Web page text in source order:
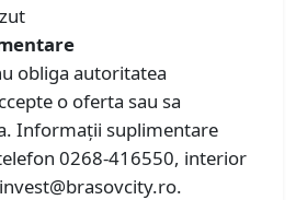
obliga autoritatea
o oferta sau sa
Informații suplimentare
0268-416550, interior